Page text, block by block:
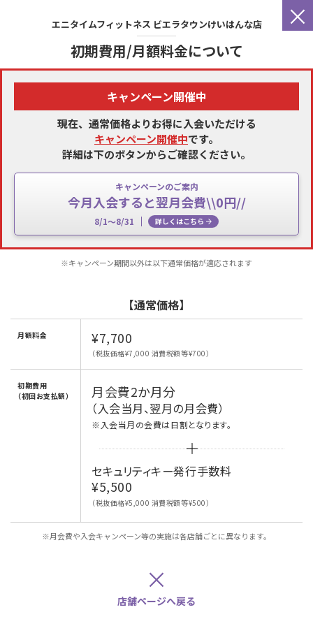
×
エニタイムフィットネス ビエラタウンけいはんな店
初期費用/月額料金について
キャンペーン開催中
現在、通常価格よりお得に入会いただける
キャンペーン開催中です。
詳細は下のボタンからご確認ください。
キャンペーンのご案内
今月入会すると翌月会費\\0円//
8/1～8/31 詳しくはこちら
※キャンペーン期間以外は以下通常価格が適応されます
【通常価格】
月額料金 ¥7,700
（税抜価格¥7,000 消費税額等¥700）
初期費用
（初回お支払額）
月会費2か月分
（入会当月、翌月の月会費）
※入会当月の会費は日割となります。
セキュリティキー発行手数料
¥5,500
（税抜価格¥5,000 消費税額等¥500）
※月会費や入会キャンペーン等の実施は各店舗ごとに異なります。
×
店舗ページへ戻る